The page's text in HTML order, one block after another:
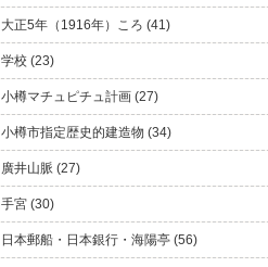
大正5年（1916年）ころ (41)
学校 (23)
小樽マチュピチュ計画 (27)
小樽市指定歴史的建造物 (34)
廣井山脈 (27)
手宮 (30)
日本郵船・日本銀行・海陽亭 (56)